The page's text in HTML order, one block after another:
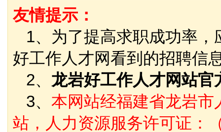
友情提示：
1、为了提高求职成功率，
好工作人才网看到的招聘信
2、 龙岩好工作人才网站
3、 本网站经福建省龙岩
站，人力资源服务许可证：